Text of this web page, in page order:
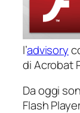
l’advisory
di Acrobat
Da oggi
Flash